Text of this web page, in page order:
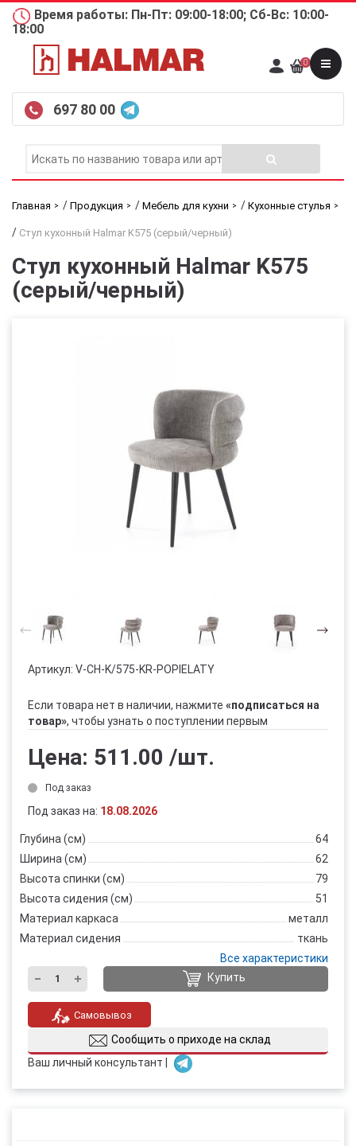
Время работы: Пн-Пт: 09:00-18:00; Сб-Вс: 10:00-
18:00
697 80 00
0
Главная / Продукция / Мебель для кухни / Кухонные стулья
/ Стул кухонный Halmar K575 (серый/черный)
Стул кухонный Halmar K575
(серый/черный)
Артикул: V-CH-K/575-KR-POPIELATY
Если товара нет в наличии, нажмите «подписаться на
товар», чтобы узнать о поступлении первым
Цена: 511.00 /шт.
Под заказ
Под заказ на: 18.08.2026
Глубина (см)
64
Ширина (см)
62
Высота спинки (см)
79
Высота сидения (см)
51
Материал каркаса
металл
Материал сидения
ткань
Все характеристики
Купить
Самовывоз
Сообщить о приходе на склад
Ваш личный консультант |